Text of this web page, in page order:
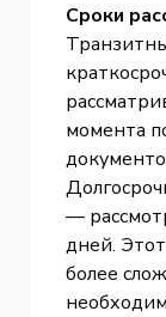
Сроки
момента
—
дней.
более